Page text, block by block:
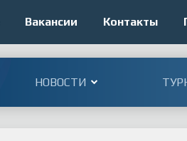
Вакансии Контакты
НОВОСТИ